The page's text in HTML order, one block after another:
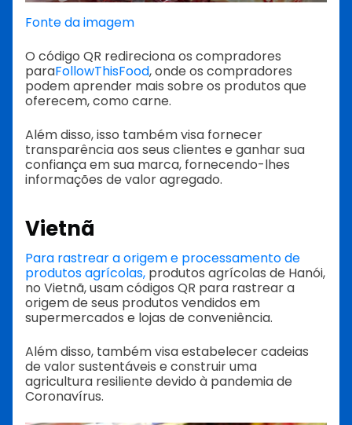
Fonte da imagem
O código QR redireciona os compradores
paraFollowThisFood, onde os compradores
podem aprender mais sobre os produtos que
oferecem, como carne.
Além disso, isso também visa fornecer
transparência aos seus clientes e ganhar sua
confiança em sua marca, fornecendo-lhes
informações de valor agregado.
Vietnã
Para rastrear a origem e processamento de
produtos agrícolas, produtos agrícolas de Hanói,
no Vietnã, usam códigos QR para rastrear a
origem de seus produtos vendidos em
supermercados e lojas de conveniência.
Além disso, também visa estabelecer cadeias
de valor sustentáveis e construir uma
agricultura resiliente devido à pandemia de
Coronavírus.